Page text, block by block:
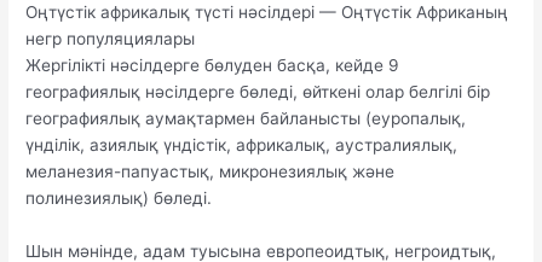
Оңтүстік африкалық түсті нәсілдері — Оңтүстік Африканың
негр популяциялары
Жергілікті нәсілдерге бөлуден басқа, кейде 9
географиялық нәсілдерге бөледі, өйткені олар белгілі бір
географиялық аумақтармен байланысты (еуропалық,
үнділік, азиялық үндістік, африкалық, аустралиялық,
меланезия-папуастық, микронезиялық және
полинезиялық) бөледі.
Шын мәнінде, адам туысына европеоидтық, негроидтық,